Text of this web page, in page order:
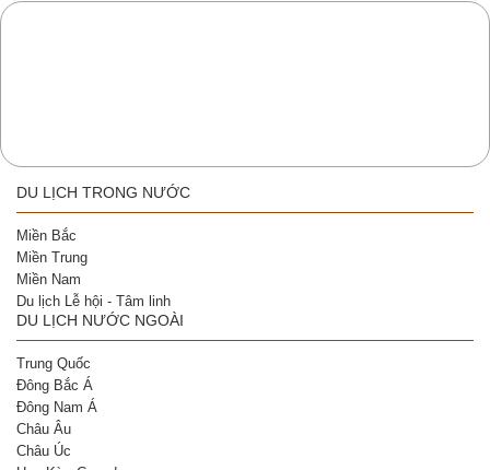
DU LỊCH TRONG NƯỚC
Miền Bắc
Miền Trung
Miền Nam
Du lịch Lễ hội - Tâm linh
DU LỊCH NƯỚC NGOÀI
Trung Quốc
Đông Bắc Á
Đông Nam Á
Châu Âu
Châu Úc